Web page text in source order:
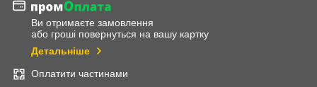
Ви отримаєте замовлення
або гроші повернуться на вашу картку
Детальніше
Оплатити частинами